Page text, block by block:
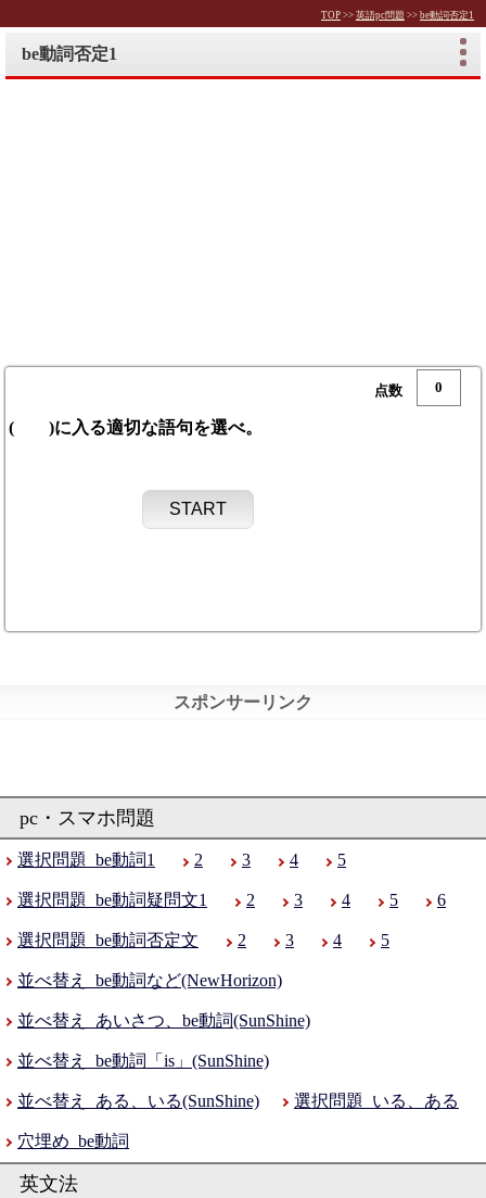
TOP >> 英語pc問題 >> be動詞否定1
be動詞否定1
0
( )に入る適切な語句を選べ。
START
選択問題_be動詞1 2 3 4 5
選択問題_be動詞疑問文1 2 3 4 5 6
選択問題_be動詞否定文 2 3 4 5
並べ替え_be動詞など(NewHorizon)
並べ替え_あいさつ、be動詞(SunShine)
並べ替え_be動詞「is」(SunShine)
並べ替え_ある、いる(SunShine) 選択問題_いる、ある
穴埋め_be動詞